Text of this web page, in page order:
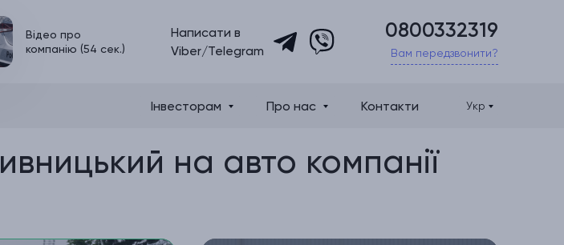
Відео про
компанію (54 сек.)
Написати в
Viber/Telegram
0800332319
Вам передзвонити?
Інвесторам Про нас Контакти Укр
на авто компанії